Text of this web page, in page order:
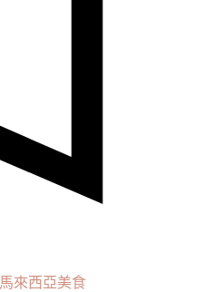
馬來西亞美食